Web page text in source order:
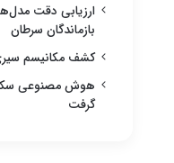
ارزیابی دقت
بازماندگان سرطان
کشف مکانیسم
هوش مصنوعی
گرفت